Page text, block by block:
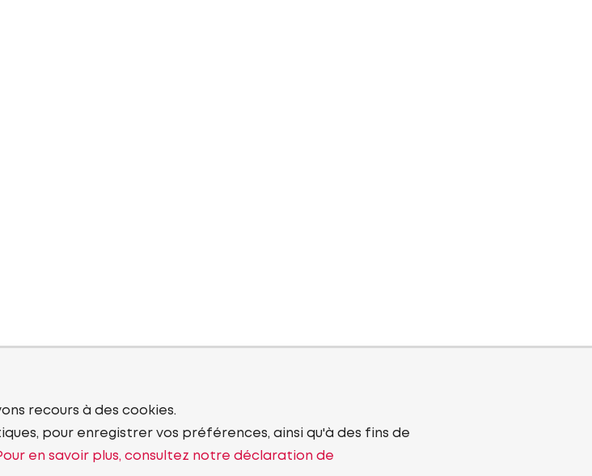
recours à des cookies.
pour enregistrer vos préférences, ainsi qu'à des fins de
en savoir plus, consultez notre déclaration de